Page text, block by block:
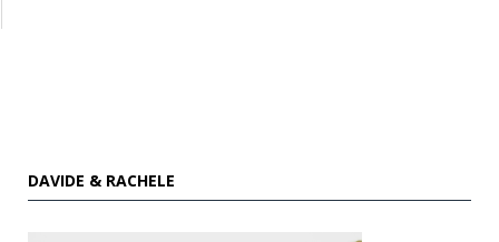
DAVIDE & RACHELE